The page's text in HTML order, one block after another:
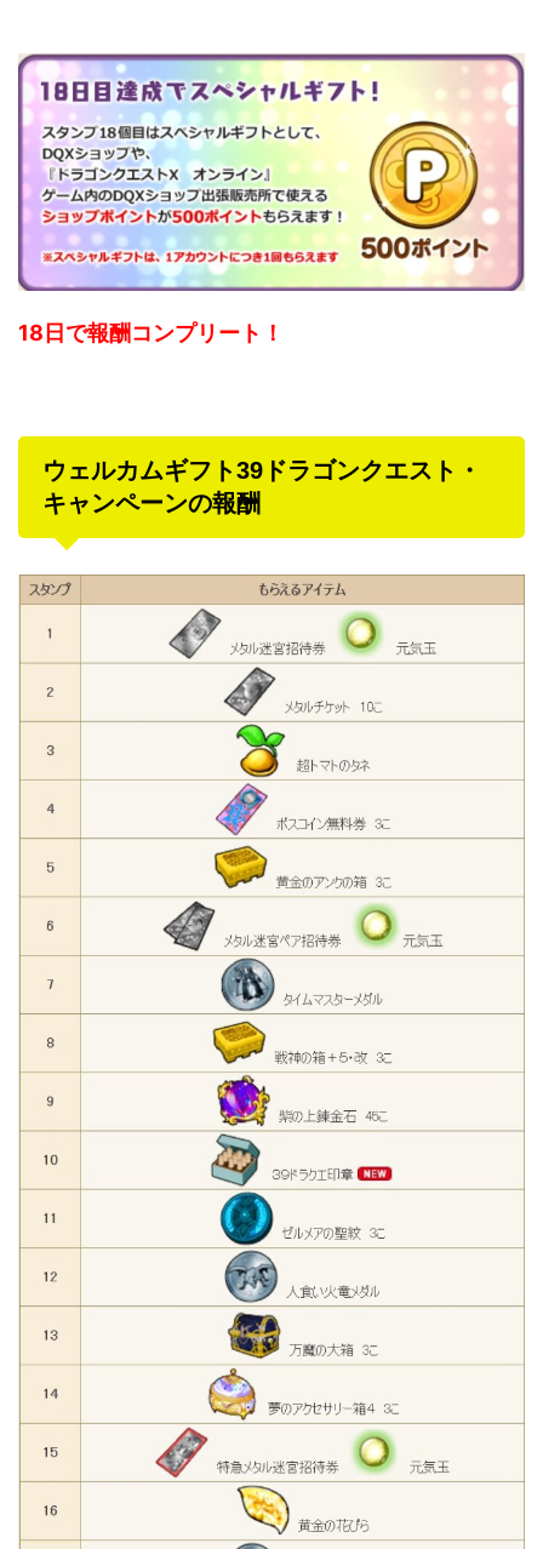
18日で報酬コンプリート！
ウェルカムギフト39ドラゴンクエスト・
キャンペーンの報酬